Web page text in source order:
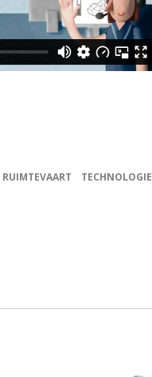
RUIMTEVAART TECHNOLOGIE